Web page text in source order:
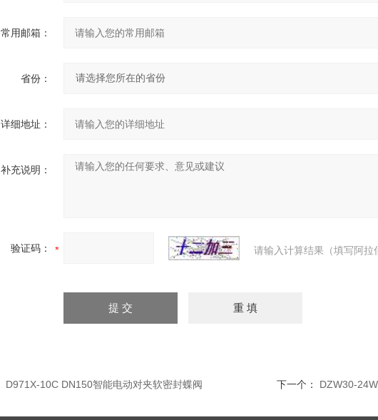
常用邮箱：
省份：
详细地址：
补充说明：
验证码： 请输入计算结果（填写阿拉
D971X-10C DN150智能电动对夹软密封蝶阀 下一个： DZW30-